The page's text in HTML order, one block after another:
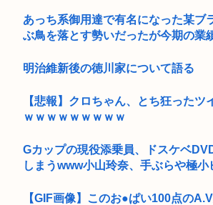
あっち系御用達で有名になった某ブ
ぶ鳥を落とす勢いだったが今期の
明治維新後の徳川家について語る
【悲報】クロちゃん、とち狂ったツ
ｗｗｗｗｗｗｗｗｗ
Gカップの現役添乗員、ドスケベ
しまうwww小山玲奈、手ぶらや極小
【GIF画像】このお●ぱい100点の